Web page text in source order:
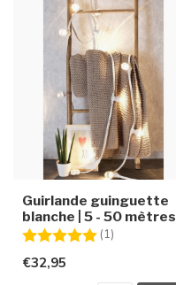
Guirlande guinguette
blanche | 5 - 50 mètres
Note:
(1)
€32,95